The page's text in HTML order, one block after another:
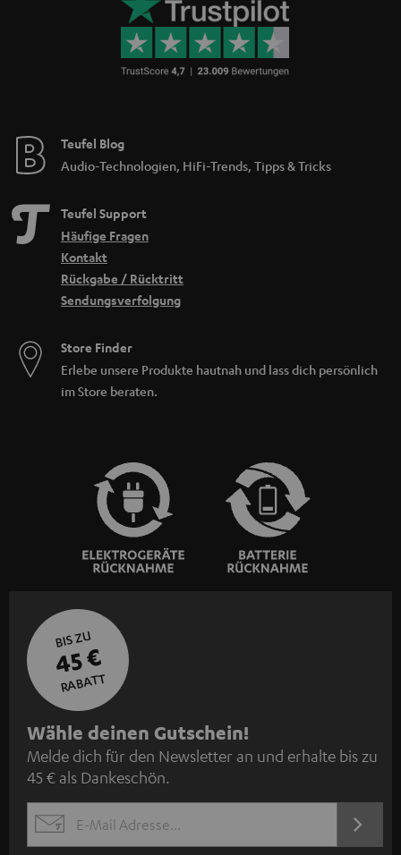
Teufel Blog
Audio-Technologien, HiFi-Trends, Tipps & Tricks
Teufel Support
Häufige Fragen
Kontakt
Rückgabe / Rücktritt
Sendungsverfolgung
Store Finder
Erlebe unsere Produkte hautnah und lass dich persönlich
im Store beraten.
BIS ZU
45 €
RABATT
N
e
w
s
l
Wähle deinen Gutschein!
Melde dich für den Newsletter an und erhalte bis zu
45 € als Dankeschön.
EMAIL
JETZT